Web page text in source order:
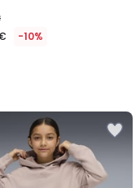
-10%